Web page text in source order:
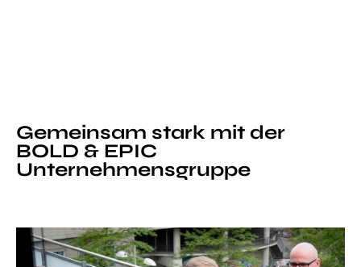
Gemeinsam stark mit der
BOLD & EPIC
Unternehmensgruppe